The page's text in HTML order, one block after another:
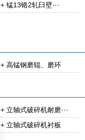
+ 锰13铬2轧臼壁···
+ 高锰钢磨辊、磨环
+ 立轴式破碎机耐磨···
+ 立轴式破碎机衬板